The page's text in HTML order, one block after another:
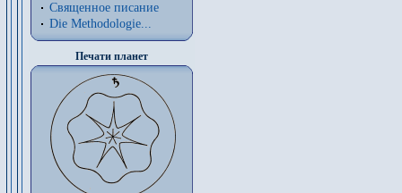
Священное писание
Die Methodologie...
Печати планет